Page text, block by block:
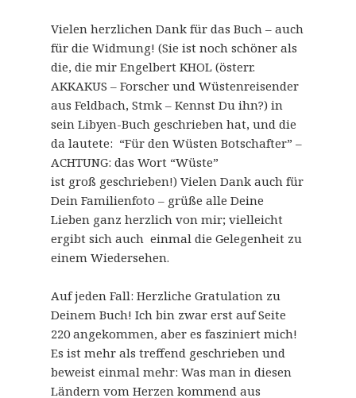
Vielen herzlichen Dank für das Buch – auch
für die Widmung! (Sie ist noch schöner als
die, die mir Engelbert KHOL (österr.
AKKAKUS – Forscher und Wüstenreisender
aus Feldbach, Stmk – Kennst Du ihn?) in
sein Libyen-Buch geschrieben hat, und die
da lautete: “Für den Wüsten Botschafter” –
ACHTUNG: das Wort “Wüste”
ist groß geschrieben!) Vielen Dank auch für
Dein Familienfoto – grüße alle Deine
Lieben ganz herzlich von mir; vielleicht
ergibt sich auch einmal die Gelegenheit zu
einem Wiedersehen.
Auf jeden Fall: Herzliche Gratulation zu
Deinem Buch! Ich bin zwar erst auf Seite
220 angekommen, aber es fasziniert mich!
Es ist mehr als treffend geschrieben und
beweist einmal mehr: Was man in diesen
Ländern vom Herzen kommend aus